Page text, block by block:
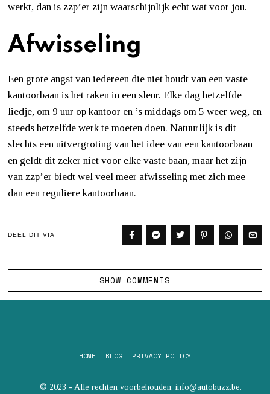
werkt, dan is zzp’er zijn waarschijnlijk echt wat voor jou.
Afwisseling
Een grote angst van iedereen die niet houdt van een vaste
kantoorbaan is het raken in een sleur. Elke dag hetzelfde
liedje, om 9 uur op kantoor en ’s middags om 5 weer weg, en
steeds hetzelfde werk te moeten doen. Natuurlijk is dit
slechts een uitvergroting van het idee van een kantoorbaan
en geldt dit zeker niet voor elke vaste baan, maar het zijn
van zzp’er biedt wel veel meer afwisseling met zich mee
dan een reguliere kantoorbaan.
DEEL DIT VIA
SHOW COMMENTS
HOME BLOG PRIVACY POLICY
© 2023 - Alle rechten voorbehouden. info@autobuzz.be.